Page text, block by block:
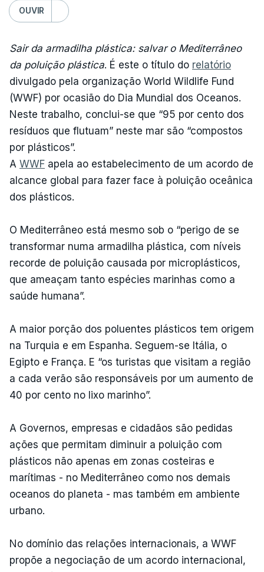
OUVIR
Sair da armadilha plástica: salvar o Mediterrâneo
da poluição plástica. É este o título do relatório
divulgado pela organização World Wildlife Fund
(WWF) por ocasião do Dia Mundial dos Oceanos.
Neste trabalho, conclui-se que “95 por cento dos
resíduos que flutuam” neste mar são “compostos
por plásticos”.
A WWF apela ao estabelecimento de um acordo de
alcance global para fazer face à poluição oceânica
dos plásticos.
O Mediterrâneo está mesmo sob o “perigo de se
transformar numa armadilha plástica, com níveis
recorde de poluição causada por microplásticos,
que ameaçam tanto espécies marinhas como a
saúde humana”.
A maior porção dos poluentes plásticos tem origem
na Turquia e em Espanha. Seguem-se Itália, o
Egipto e França. E “os turistas que visitam a região
a cada verão são responsáveis por um aumento de
40 por cento no lixo marinho”.
A Governos, empresas e cidadãos são pedidas
ações que permitam diminuir a poluição com
plásticos não apenas em zonas costeiras e
marítimas - no Mediterrâneo como nos demais
oceanos do planeta - mas também em ambiente
urbano.
No domínio das relações internacionais, a WWF
propõe a negociação de um acordo internacional,